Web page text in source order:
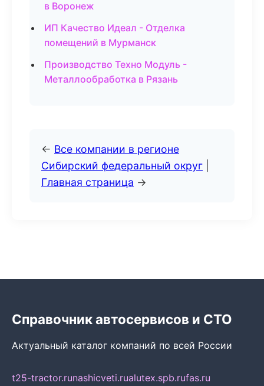
в Воронеж
ИП Качество Идеал - Отделка
помещений в Мурманск
Производство Техно Модуль -
Металлообработка в Рязань
← Все компании в регионе
Сибирский федеральный округ
Главная страница →
Справочник автосервисов и СТО
Актуальный каталог компаний по всей России
t25-tractor.runashicveti.rualutex.spb.rufas.ru